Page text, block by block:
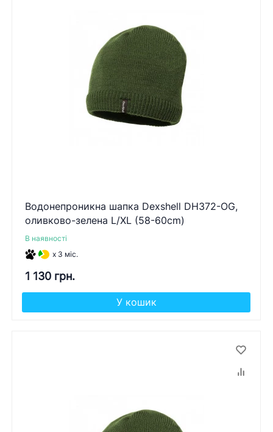
Водонепроникна шапка Dexshell DH372-OG,
оливково-зелена L/XL (58-60cm)
В наявності
x 3 міс.
1 130 грн.
У кошик